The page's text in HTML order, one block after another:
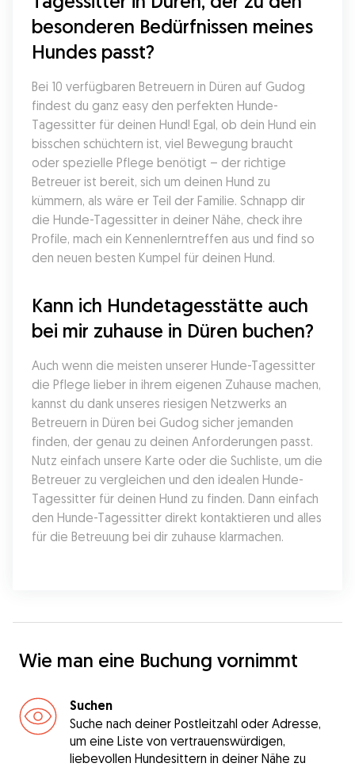
besonderen Bedürfnissen meines
Hundes passt?
Bei 10 verfügbaren Betreuern in Düren auf Gudog
findest du ganz easy den perfekten Hunde-
Tagessitter für deinen Hund! Egal, ob dein Hund ein
bisschen schüchtern ist, viel Bewegung braucht
oder spezielle Pflege benötigt – der richtige
Betreuer ist bereit, sich um deinen Hund zu
kümmern, als wäre er Teil der Familie. Schnapp dir
die Hunde-Tagessitter in deiner Nähe, check ihre
Profile, mach ein Kennenlerntreffen aus und find so
den neuen besten Kumpel für deinen Hund.
Kann ich Hundetagesstätte auch
bei mir zuhause in Düren buchen?
Auch wenn die meisten unserer Hunde-Tagessitter
die Pflege lieber in ihrem eigenen Zuhause machen,
kannst du dank unseres riesigen Netzwerks an
Betreuern in Düren bei Gudog sicher jemanden
finden, der genau zu deinen Anforderungen passt.
Nutz einfach unsere Karte oder die Suchliste, um die
Betreuer zu vergleichen und den idealen Hunde-
Tagessitter für deinen Hund zu finden. Dann einfach
den Hunde-Tagessitter direkt kontaktieren und alles
für die Betreuung bei dir zuhause klarmachen.
Wie man eine Buchung vornimmt
Suchen
Suche nach deiner Postleitzahl oder Adresse,
um eine Liste von vertrauenswürdigen,
liebevollen Hundesittern in deiner Nähe zu